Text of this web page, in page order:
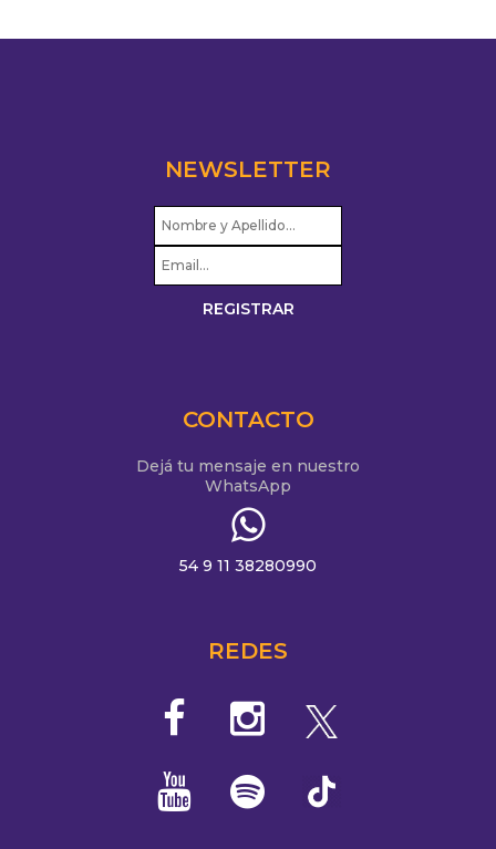
NEWSLETTER
CONTACTO
Dejá tu mensaje en nuestro
WhatsApp
54 9 11 38280990
REDES